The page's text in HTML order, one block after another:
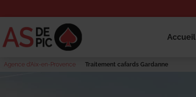
Accueil
Agence d’Aix-en-Provence Traitement cafards Gardanne